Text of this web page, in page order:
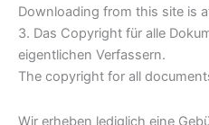
Downloading from this site is
3. Das Copyright für alle
eigentlichen Verfassern.
The copyright for all
Wir erheben lediglich eine